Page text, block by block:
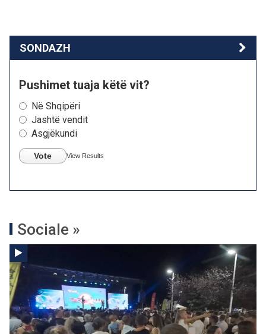
SONDAZH
Pushimet tuaja këtë vit?
Në Shqipëri
Jashtë vendit
Asgjëkundi
Vote View Results
Sociale »